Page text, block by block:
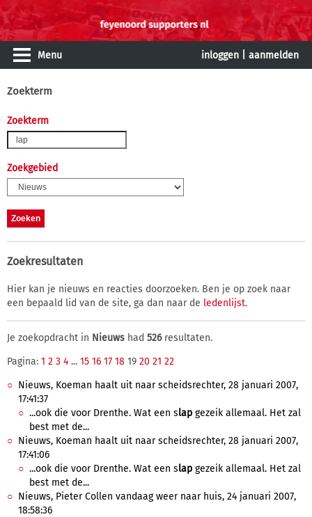
Menu inloggen aanmelden
Zoekterm
Zoekterm
Zoekgebied
Zoekresultaten
Hier kan je nieuws en reacties doorzoeken. Ben je op zoek naar
een bepaald lid van de site, ga dan naar de ledenlijst.
Je zoekopdracht in Nieuws had 526resultaten.
Pagina: 1 2 3 4 ... 15 16 17 18 19 20 21 22
Nieuws, Koeman haalt uit naar scheidsrechter, 28 januari 2007,
17:41:37
...ook die voor Drenthe. Wat een slap gezeik allemaal. Het zal
best met de...
Nieuws, Koeman haalt uit naar scheidsrechter, 28 januari 2007,
17:41:06
...ook die voor Drenthe. Wat een slap gezeik allemaal. Het zal
best met de...
Nieuws, Pieter Collen vandaag weer naar huis, 24 januari 2007,
18:58:36